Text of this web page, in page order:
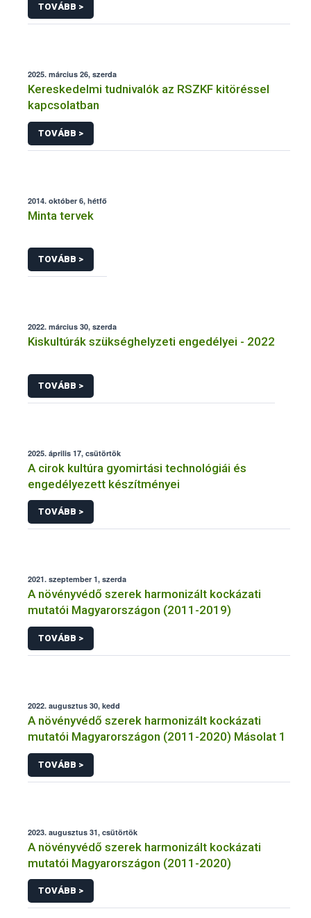
TOVÁBB >
2025. március 26, szerda
Kereskedelmi tudnivalók az RSZKF kitöréssel
kapcsolatban
TOVÁBB >
2014. október 6, hétfő
Minta tervek
TOVÁBB >
2022. március 30, szerda
Kiskultúrák szükséghelyzeti engedélyei - 2022
TOVÁBB >
2025. április 17, csütörtök
A cirok kultúra gyomirtási technológiái és
engedélyezett készítményei
TOVÁBB >
2021. szeptember 1, szerda
A növényvédő szerek harmonizált kockázati
mutatói Magyarországon (2011-2019)
TOVÁBB >
2022. augusztus 30, kedd
A növényvédő szerek harmonizált kockázati
mutatói Magyarországon (2011-2020) Másolat 1
TOVÁBB >
2023. augusztus 31, csütörtök
A növényvédő szerek harmonizált kockázati
mutatói Magyarországon (2011-2020)
TOVÁBB >